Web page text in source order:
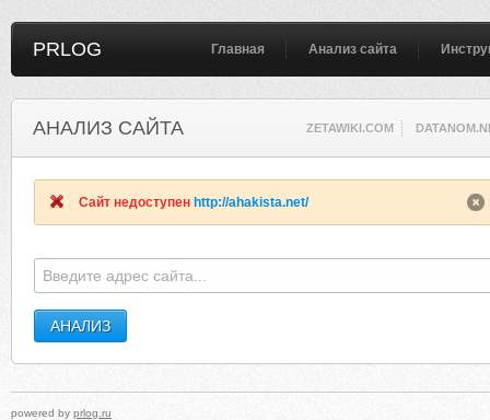
PRLOG Главная Анализ сайта
АНАЛИЗ САЙТА ZETAWIKI.COM
Сайт недоступен http://ahakista.net/
powered by prlog.ru